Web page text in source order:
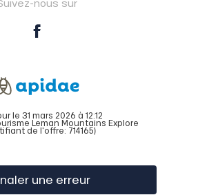
nous sur
le 31 mars 2026 à 12:12
Leman Mountains Explore
de l'offre: 714165)
une erreur